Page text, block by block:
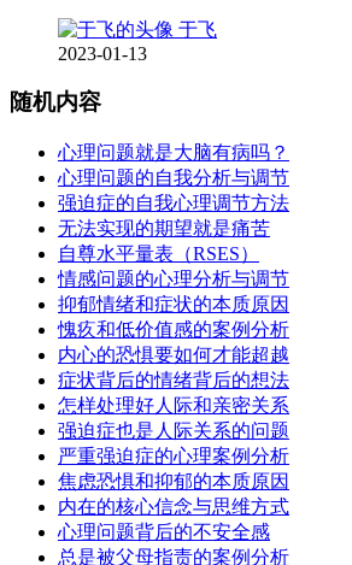
于飞
2023-01-13
随机内容
心理问题就是大脑有病吗？
心理问题的自我分析与调节
强迫症的自我心理调节方法
无法实现的期望就是痛苦
自尊水平量表（RSES）
情感问题的心理分析与调节
抑郁情绪和症状的本质原因
愧疚和低价值感的案例分析
内心的恐惧要如何才能超越
症状背后的情绪背后的想法
怎样处理好人际和亲密关系
强迫症也是人际关系的问题
严重强迫症的心理案例分析
焦虑恐惧和抑郁的本质原因
内在的核心信念与思维方式
心理问题背后的不安全感
总是被父母指责的案例分析